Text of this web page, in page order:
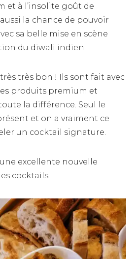
et à l’insolite goût de
la chance de pouvoir
sa belle mise en scène
du diwali indien.
très bon ! Ils sont fait avec
produits premium et
la différence. Seul le
et on a vraiment ce
un cocktail signature.
excellente nouvelle
cocktails.